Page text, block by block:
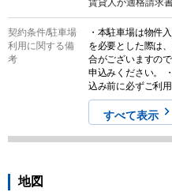
賃貸人が適格請求
契約条件/駐車場
利用に関する備
考
・本駐車場は物件
を必要とした際は
合がございますの
申込みください。
込み前に必ずご利
でご確認ください
なる場合がござい
だきますので気に
お、契約締結後の
すべて表示
地図